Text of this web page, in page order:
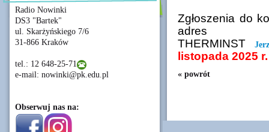
Radio Nowinki
DS3 "Bartek"
ul. Skarżyńskiego 7/6
31-866 Kraków
tel.: 12 648-25-71
e-mail: nowinki@pk.edu.pl
Obserwuj nas na:
Zgłoszenia do
adres
THERMINST
listopada 2025 r.
« powrót